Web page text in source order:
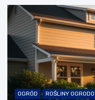
OGRÓD ROŚLINY